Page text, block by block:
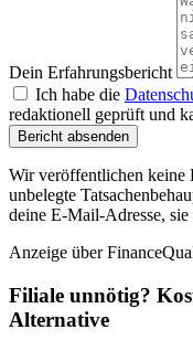
Dein Erfahrungsbericht
Ich habe die
redaktionell geprüft und
Bericht absenden
Wir veröffentlichen keine
unbelegte
deine E-Mail-Adresse,
Anzeige über
Filiale unnötig?
Alternative